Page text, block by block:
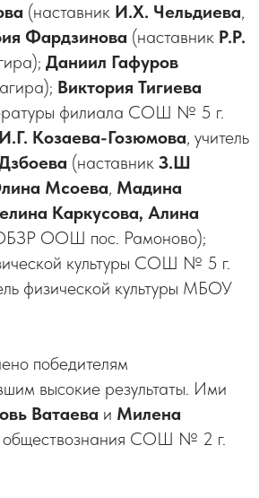
(наставник И.Х. Чельдиева,
Фардзинова (наставник Р.Р.
Даниил Гафуров
Виктория Тигиева
филиала СОШ № 5 г.
И.Г. Козаева-Гозюмова, учитель
(наставник З.Ш
Мсоева, Мадина
Каркусова, Алина
ООШ пос. Рамоново);
культуры СОШ № 5 г.
физической культуры МБОУ
победителям
высокие результаты. Ими
Ватаева и Милена
обществознания СОШ № 2 г.